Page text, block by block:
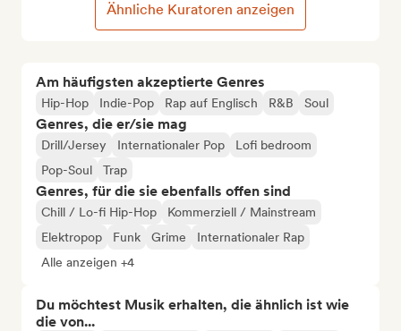
Am häufigsten akzeptierte Genres
Hip-Hop Indie-Pop Rap auf Englisch R&B Soul
Genres, die er/sie mag
Drill/Jersey Internationaler Pop
Lofi bedroom
Pop-Soul
Trap
Genres, für die sie ebenfalls offen sind
Chill / Lo-fi Hip-Hop
Kommerziell / Mainstream
Elektropop
Funk Grime
Internationaler Rap
Alle anzeigen +4
Du möchtest Musik erhalten, die ähnlich ist wie
die von...
Ähnliche Kuratoren anzeigen